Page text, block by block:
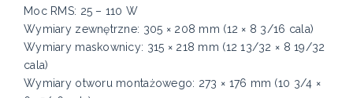
Moc RMS: 25 – 110 W
Wymiary zewnętrzne: 305 × 208 mm (12 × 8 3/16 cala)
Wymiary maskownicy: 315 × 218 mm (12 13/32 × 8 19/32
cala)
Wymiary otworu montażowego: 273 × 176 mm (10 3/4 ×